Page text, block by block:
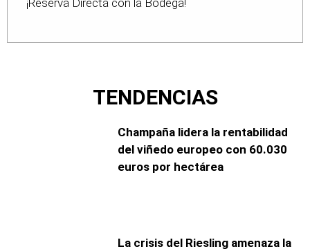
TENDENCIAS
Champaña lidera la rentabilidad
del viñedo europeo con 60.030
euros por hectárea
La crisis del Riesling amenaza la